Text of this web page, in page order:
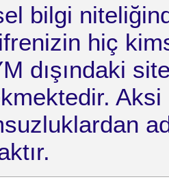
bilgi
hiç
dışındaki